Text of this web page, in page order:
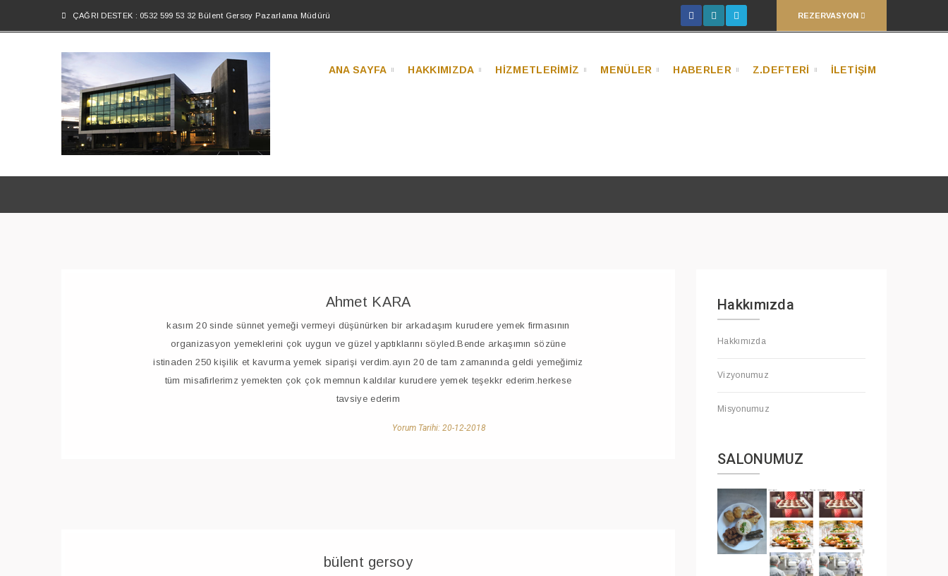
ÇAĞRI DESTEK : 0532 599 53 32 Bülent Gersoy Pazarlama Müdürü REZERVASYON
ANA SAYFA HAKKIMIZDA HİZMETLERİMİZ MENÜLER HABERLER Z.DEFTERİ İLETİŞİM
ZİYARETÇİ DEFTERİ
Ahmet KARA
kasım 20 sinde sünnet yemeği vermeyi düşünürken bir arkadaşım kurudere yemek firmasının
organizasyon yemeklerini çok uygun ve güzel yaptıklarını söyled.Bende arkaşımın sözüne
istinaden 250 kişilik et kavurma yemek siparişi verdim.ayın 20 de tam zamanında geldi yemeğimiz
tüm misafirlerimz yemekten çok çok memnun kaldılar kurudere yemek teşekkr ederim.herkese
tavsiye ederim
Yorum Tarihi: 20-12-2018
bülent gersoy
Hakkımızda
Hakkımızda
Vizyonumuz
Misyonumuz
SALONUMUZ